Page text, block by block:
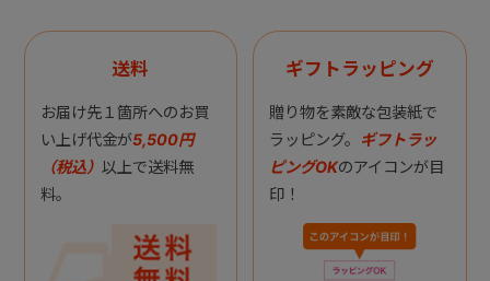
送料
お届け先１箇所へのお買
い上げ代金が5,500円
（税込） 以上で送料無
料。
ギフトラッピング
贈り物を素敵な包装紙で
ラッピング。 ギフトラッ
ピングOKのアイコンが目
印！